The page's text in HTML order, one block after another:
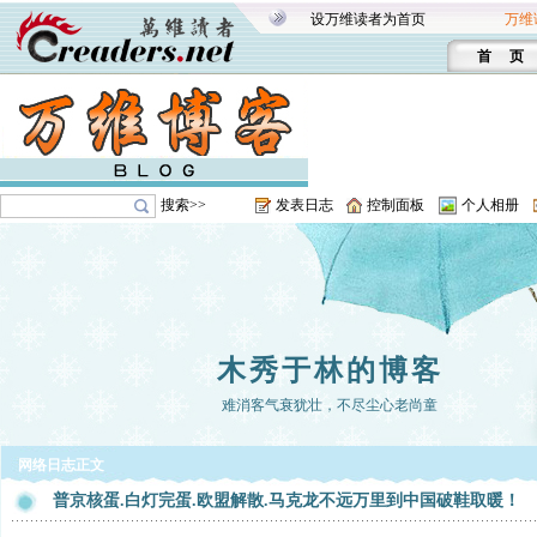
设万维读者为首页 万维
首 页
搜索>> 发表日志 控制面板 个人相册
木秀于林的博客
难消客气衰犹壮，不尽尘心老尚童
网络日志正文
普京核蛋.白灯完蛋.欧盟解散.马克龙不远万里到中国破鞋取暖！